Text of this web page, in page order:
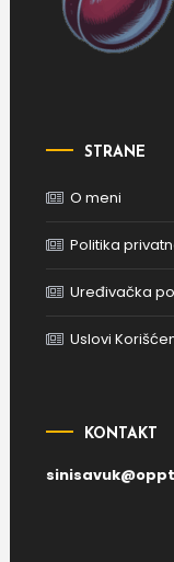
STRANE
O meni
Politika
Uređivačka
Uslovi
KONTAKT